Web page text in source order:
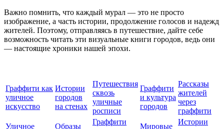
Важно помнить, что каждый мурал — это не просто
изображение, а часть истории, продолжение голосов и надежд
жителей. Поэтому, отправляясь в путешествие, дайте себе
возможность читать эти визуальные книги городов, ведь они
— настоящие хроники нашей эпохи.
Граффити как
уличное
искусство
Истории
городов
на стенах
Путешествия
сквозь
уличные
росписи
Граффити
и культура
городов
Рассказы
жителей
через
граффити
Уличное
Образы
Граффити
Мировые
Истории